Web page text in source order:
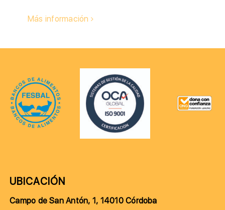
Más información
UBICACIÓN
Campo de San Antón, 1, 14010 Córdoba